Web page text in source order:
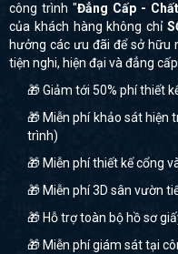
công trình "Đẳng Cấp -
của khách hàng không chỉ
hưởng các ưu đãi để sở hữu
tiện nghi, hiện đại và đẳng
🎁 Giảm tới 50% phí thiết
🎁 Miễn phí khảo sát hiện
trình)
🎁 Miễn phí thiết kế cổng
🎁 Miễn phí 3D sân vườn
🎁 Hỗ trợ toàn bộ hồ sơ
🎁 Miễn phí giám sát tại